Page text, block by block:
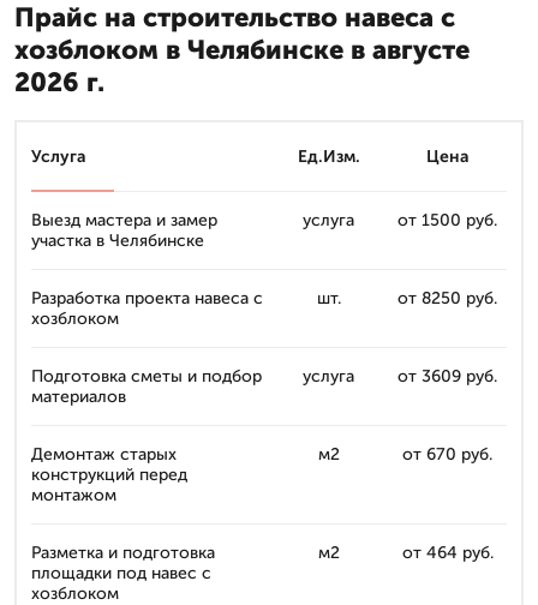
Прайс на строительство навеса с
хозблоком в Челябинске в августе
2026 г.
Услуга Ед.Изм. Цена
Выезд мастера и замер
участка в Челябинске
услуга от 1500 руб.
Разработка проекта навеса с
хозблоком
шт. от 8250 руб.
Подготовка сметы и подбор
материалов
услуга от 3609 руб.
Демонтаж старых
конструкций перед
монтажом
м2 от 670 руб.
Разметка и подготовка
площадки под навес с
хозблоком
м2 от 464 руб.